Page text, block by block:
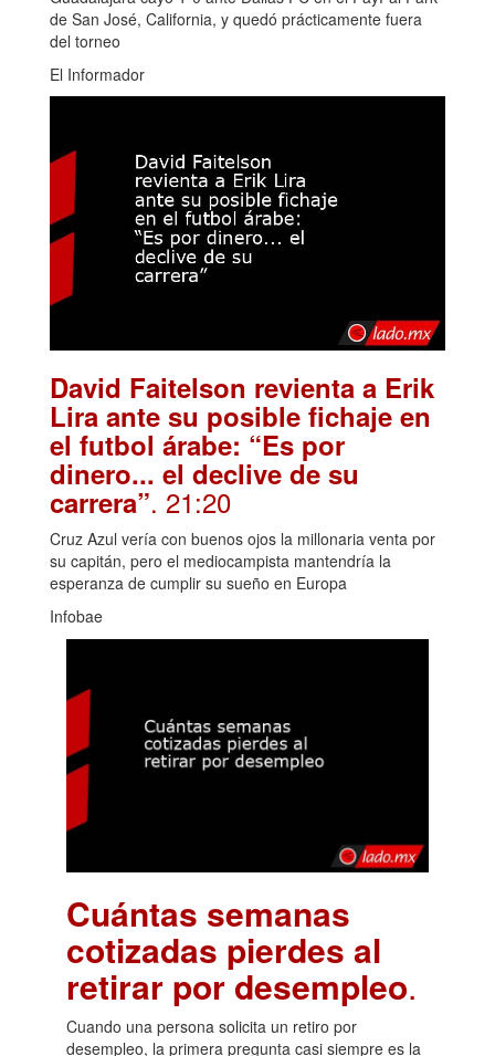
de San José, California, y quedó prácticamente fuera
del torneo
El Informador
David Faitelson revienta a Erik
Lira ante su posible fichaje en
el futbol árabe: “Es por
dinero... el declive de su
carrera”. 21:20
Cruz Azul vería con buenos ojos la millonaria venta por
su capitán, pero el mediocampista mantendría la
esperanza de cumplir su sueño en Europa
Infobae
Cuántas semanas
cotizadas pierdes al
retirar por desempleo.
Cuando una persona solicita un retiro por
desempleo, la primera pregunta casi siempre es la